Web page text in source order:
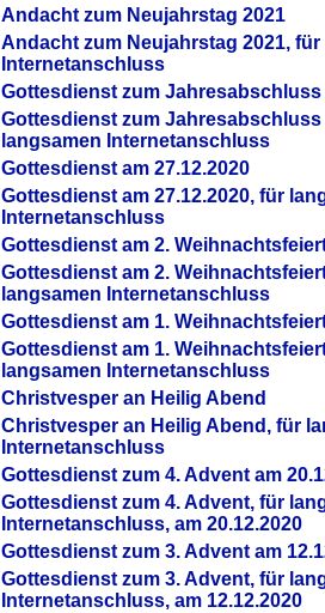
Andacht zum Neujahrstag 2021
Andacht zum Neujahrstag 2021,
Internetanschluss
Gottesdienst zum Jahresabschluss
Gottesdienst zum Jahresabschluss
langsamen Internetanschluss
Gottesdienst am 27.12.2020
Gottesdienst am 27.12.2020, für
Internetanschluss
Gottesdienst am 2.
Gottesdienst am 2.
langsamen Internetanschluss
Gottesdienst am 1.
Gottesdienst am 1.
langsamen Internetanschluss
Christvesper an Heilig Abend
Christvesper an Heilig Abend, für
Internetanschluss
Gottesdienst zum 4. Advent am
Gottesdienst zum 4. Advent, für
Internetanschluss, am 20.12.2020
Gottesdienst zum 3. Advent am
Gottesdienst zum 3. Advent, für
Internetanschluss, am 12.12.2020